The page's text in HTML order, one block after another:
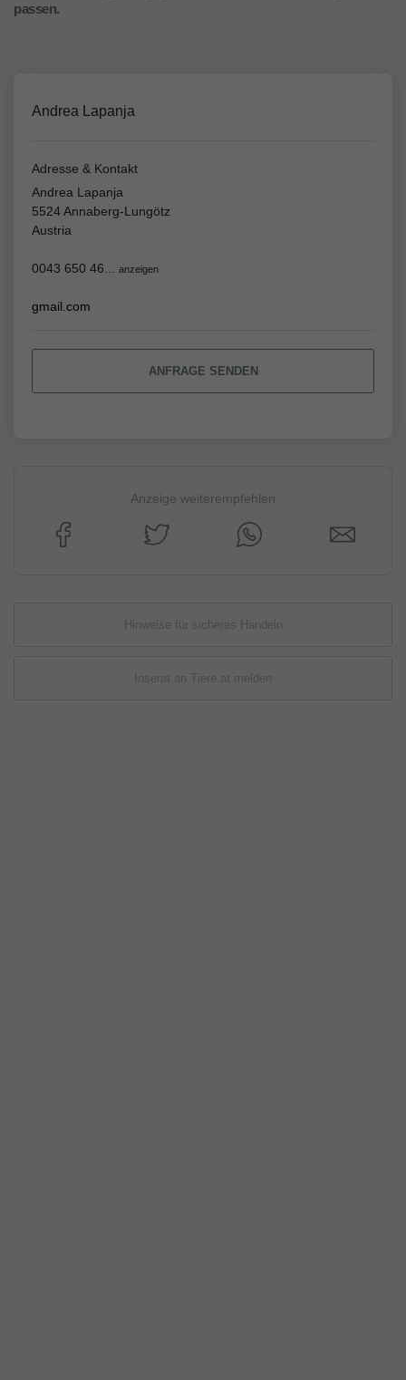
passen.
Andrea Lapanja
Adresse & Kontakt
Andrea Lapanja
5524 Annaberg-Lungötz
Austria
0043 650 46... anzeigen
gmail.com
ANFRAGE SENDEN
Anzeige weiterempfehlen
Hinweise für sicheres Handeln
Inserat an Tiere.at melden